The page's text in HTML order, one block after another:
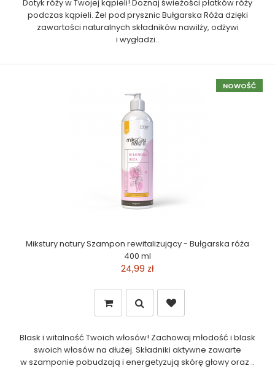
Dotyk róży w Twojej kąpieli! Doznaj świeżości płatków róży
podczas kąpieli. Żel pod prysznic Bułgarska Róża dzięki
zawartości naturalnych składników nawilży, odżywi
i wygładzi..
NOWOŚĆ
Mikstury natury Szampon rewitalizujący - Bułgarska róża
400 ml
24,99 zł
Blask i witalność Twoich włosów! Zachowaj młodość i blask
swoich włosów na dłużej. Składniki aktywne zawarte
w szamponie pobudzają i energetyzują skórę głowy oraz ..